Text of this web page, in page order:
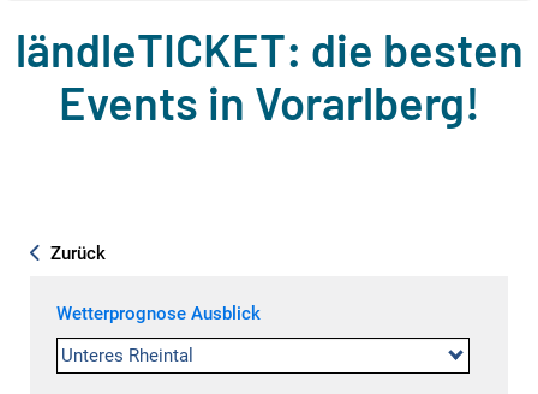
ländleTICKET: die besten
Events in Vorarlberg!